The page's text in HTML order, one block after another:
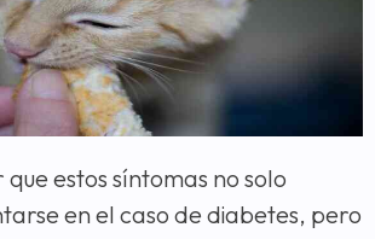
estos síntomas no solo
en el caso de diabetes, pero